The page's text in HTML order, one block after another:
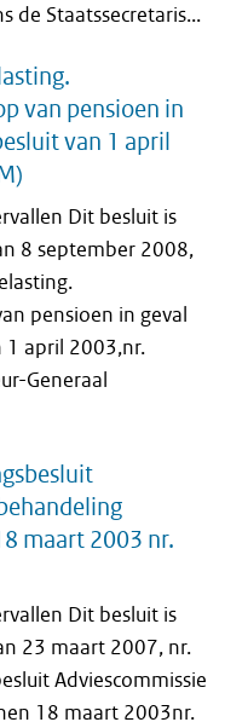
de Staatssecretaris...
van pensioen in
van 1 april
Dit besluit is
8 september 2008,
pensioen in geval
1 april 2003,nr.
Generaal
maart 2003 nr.
Dit besluit is
23 maart 2007, nr.
Adviescommissie
18 maart 2003nr.